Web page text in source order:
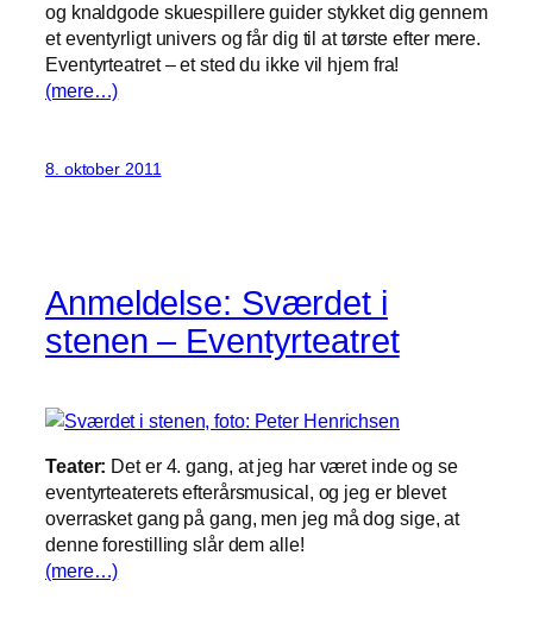
og knaldgode skuespillere guider stykket dig gennem
et eventyrligt univers og får dig til at tørste efter mere.
Eventyrteatret – et sted du ikke vil hjem fra!
(mere…)
8. oktober 2011
Anmeldelse: Sværdet i
stenen – Eventyrteatret
Teater: Det er 4. gang, at jeg har været inde og se
eventyrteaterets efterårsmusical, og jeg er blevet
overrasket gang på gang, men jeg må dog sige, at
denne forestilling slår dem alle!
(mere…)